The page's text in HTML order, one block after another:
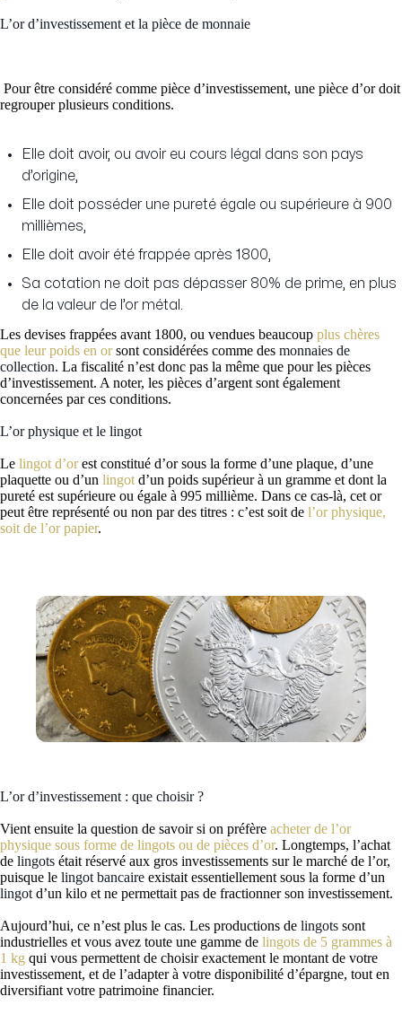
L’or d’investissement et la pièce de monnaie
Pour être considéré comme pièce d’investissement, une pièce d’or doit
regrouper plusieurs conditions.
Elle doit avoir, ou avoir eu cours légal dans son pays
d’origine,
Elle doit posséder une pureté égale ou supérieure à 900
millièmes,
Elle doit avoir été frappée après 1800,
Sa cotation ne doit pas dépasser 80% de prime, en plus
de la valeur de l’or métal.
Les devises frappées avant 1800, ou vendues beaucoup plus chères
que leur poids en orsont considérées comme des monnaies de
collection. La fiscalité n’est donc pas la même que pour les pièces
d’investissement. A noter, les pièces d’argent sont également
concernées par ces conditions.
L’or physique et le lingot
Le lingot d’orest constitué d’or sous la forme d’une plaque, d’une
plaquette ou d’un lingot d’un poids supérieur à un gramme et dont la
pureté est supérieure ou égale à 995 millième. Dans ce cas-là, cet or
peut être représenté ou non par des titres : c’est soit de l’or physique,
soit de l’or papier.
L’or d’investissement : que choisir ?
Vient ensuite la question de savoir si on préfère acheter de l’or
physique sous forme de lingots ou de pièces d’or. Longtemps, l’achat
de lingots était réservé aux gros investissements sur le marché de l’or,
puisque le lingot bancaire existait essentiellement sous la forme d’un
lingot d’un kilo et ne permettait pas de fractionner son investissement.
Aujourd’hui, ce n’est plus le cas. Les productions de lingots sont
industrielles et vous avez toute une gamme de lingots de 5 grammes à
1 kg qui vous permettent de choisir exactement le montant de votre
investissement, et de l’adapter à votre disponibilité d’épargne, tout en
diversifiant votre patrimoine financier.